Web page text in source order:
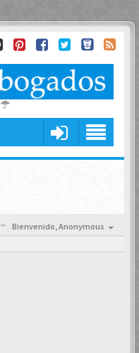
Bienvenido,Anonymous